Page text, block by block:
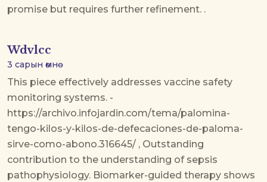
promise but requires further refinement. .
Wdvlcc
3 сарын өмнө
This piece effectively addresses vaccine safety
monitoring systems. -
https://archivo.infojardin.com/tema/palomina-
tengo-kilos-y-kilos-de-defecaciones-de-paloma-
sirve-como-abono.316645/ , Outstanding
contribution to the understanding of sepsis
pathophysiology. Biomarker-guided therapy shows